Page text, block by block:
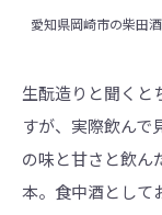
愛知県岡崎市の柴田
生酛造りと聞くと
すが、実際飲んで
の味と甘さと飲ん
本。食中酒として